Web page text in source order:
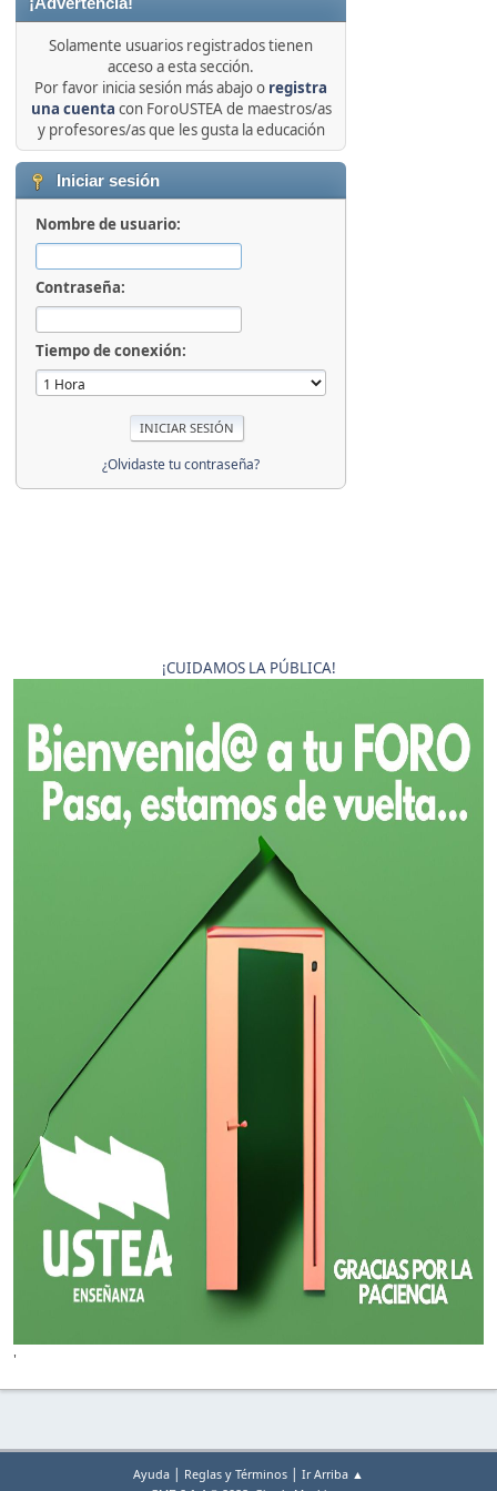
Solamente usuarios registrados tienen
acceso a esta sección.
Por favor inicia sesión más abajo o registra
una cuenta con ForoUSTEA de maestros/as
y profesores/as que les gusta la educación
Iniciar sesión
Nombre de usuario:
Contraseña:
Tiempo de conexión:
¿Olvidaste tu contraseña?
¡CUIDAMOS LA PÚBLICA!
'
Ayuda | Reglas y Términos | Ir Arriba ▲